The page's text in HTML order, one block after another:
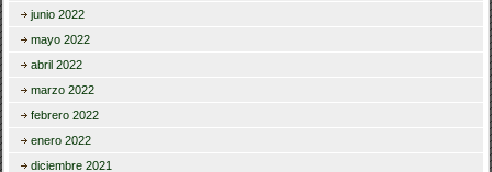
junio 2022
mayo 2022
abril 2022
marzo 2022
febrero 2022
enero 2022
diciembre 2021